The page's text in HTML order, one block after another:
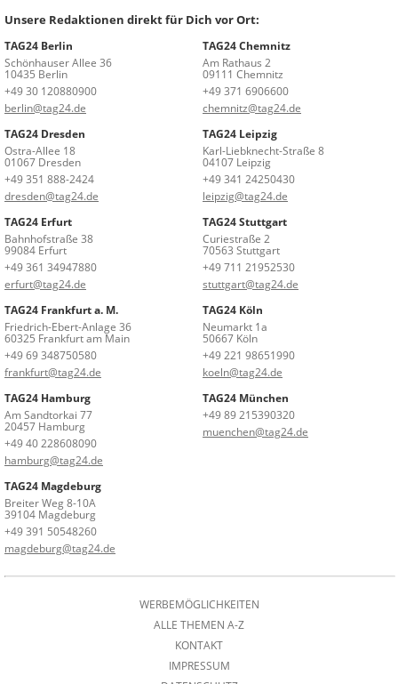
Unsere Redaktionen direkt für Dich vor Ort:
TAG24 Berlin
Schönhauser Allee 36
10435 Berlin
+49 30 120880900
berlin@tag24.de
TAG24 Chemnitz
Am Rathaus 2
09111 Chemnitz
+49 371 6906600
chemnitz@tag24.de
TAG24 Dresden
Ostra-Allee 18
01067 Dresden
+49 351 888-2424
dresden@tag24.de
TAG24 Leipzig
Karl-Liebknecht-Straße 8
04107 Leipzig
+49 341 24250430
leipzig@tag24.de
TAG24 Erfurt
Bahnhofstraße 38
99084 Erfurt
+49 361 34947880
erfurt@tag24.de
TAG24 Stuttgart
Curiestraße 2
70563 Stuttgart
+49 711 21952530
stuttgart@tag24.de
TAG24 Frankfurt a. M.
Friedrich-Ebert-Anlage 36
60325 Frankfurt am Main
+49 69 348750580
frankfurt@tag24.de
TAG24 Köln
Neumarkt 1a
50667 Köln
+49 221 98651990
koeln@tag24.de
TAG24 Hamburg
Am Sandtorkai 77
20457 Hamburg
+49 40 228608090
hamburg@tag24.de
TAG24 München
+49 89 215390320
muenchen@tag24.de
TAG24 Magdeburg
Breiter Weg 8-10A
39104 Magdeburg
+49 391 50548260
magdeburg@tag24.de
WERBEMÖGLICHKEITEN
ALLE THEMEN A-Z
KONTAKT
IMPRESSUM